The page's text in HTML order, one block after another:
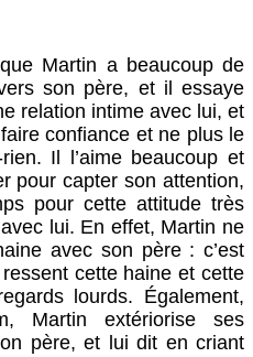
Martin a beaucoup de
son père, et il essaye
relation intime avec lui, et
confiance et ne plus le
Il l’aime beaucoup et
pour capter son attention,
pour cette attitude très
lui. En effet, Martin ne
avec son père : c’est
cette haine et cette
lourds. Également,
Martin extériorise ses
père, et lui dit en criant